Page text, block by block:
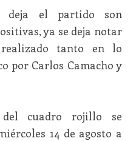
deja el partido son
ya se deja notar
tanto en lo
por Carlos Camacho y
cuadro rojillo se
14 de agosto a